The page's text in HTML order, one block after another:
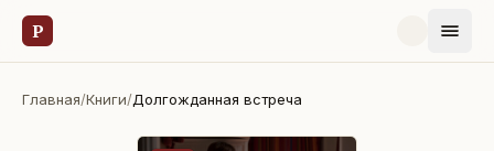
Р
Главная/Книги/Долгожданная встреча